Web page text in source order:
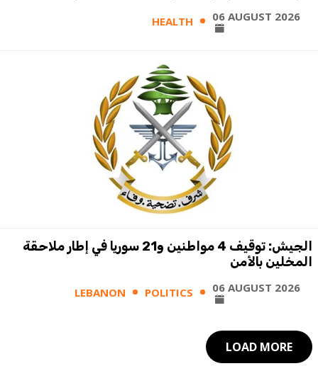
HEALTH 06 AUGUST 2026
الجيش: توقيف 4 مواطنين و21 سوريا في إطار ملاحقة
المخلين بالأمن
LEBANON POLITICS 06 AUGUST 2026
LOAD MORE